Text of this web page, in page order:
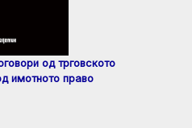
од трговското
имотното право